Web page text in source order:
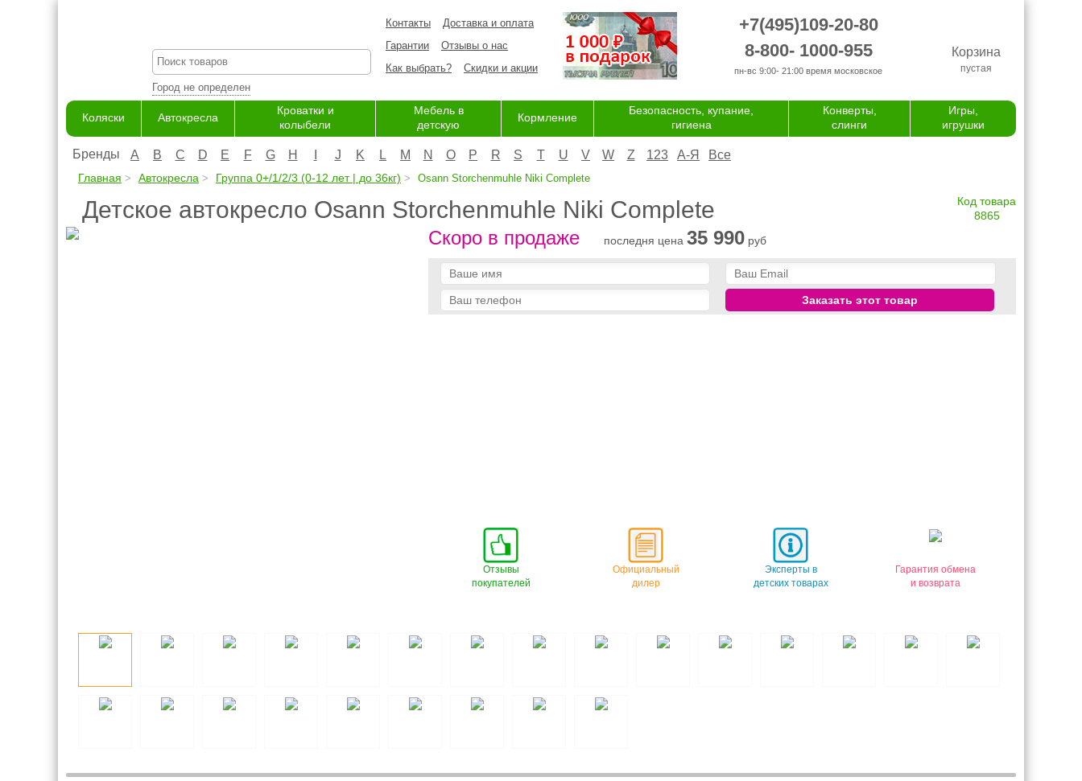
Город не определен
Контакты
Доставка и оплата
Гарантии
Отзывы о нас
Как выбрать?
Скидки и акции
+7(495)109-20-80
8-800- 1000-955
пн-вс 9:00- 21:00 время московское
Корзина
пустая
Коляски Автокресла
Кроватки и
колыбели
Мебель в
детскую
Кормление
Безопасность, купание,
гигиена
Конверты,
слинги
Игры,
игрушки
Бренды A B C D E F G H J K L M N O P R S T U V W Z 123 А-Я Все
Главная Автокресла Группа 0+/1/2/3 (0-12 лет | до 36кг) Osann Storchenmuhle Niki Complete
Детское автокресло Osann Storchenmuhle Niki Complete
Код товара
8865
Скоро в продаже последня цена 35 990 руб
Заказать этот товар
Отзывы
покупателей
Официальный
дилер
Эксперты в
детских товарах
Гарантия обмена
и возврата